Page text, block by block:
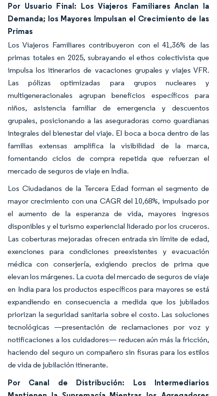
Por Usuario Final: Los Viajeros Familiares Anclan la
Demanda; los Mayores Impulsan el Crecimiento de las
Primas
Los Viajeros Familiares contribuyeron con el 41,36% de las
primas totales en 2025, subrayando el ethos colectivista que
impulsa los itinerarios de vacaciones grupales y viajes VFR.
Las pólizas optimizadas para grupos nucleares y
multigeneracionales agrupan beneficios específicos para
niños, asistencia familiar de emergencia y descuentos
grupales, posicionando a las aseguradoras como guardianas
integrales del bienestar del viaje. El boca a boca dentro de las
familias extensas amplifica la visibilidad de la marca,
fomentando ciclos de compra repetida que refuerzan el
mercado de seguros de viaje en India.
Los Ciudadanos de la Tercera Edad forman el segmento de
mayor crecimiento con una CAGR del 10,68%, impulsado por
el aumento de la esperanza de vida, mayores ingresos
disponibles y el turismo experiencial liderado por los cruceros.
Las coberturas mejoradas ofrecen entrada sin límite de edad,
exenciones para condiciones preexistentes y evacuación
médica con conserjería, exigiendo precios de prima que
elevan los márgenes. La cuota del mercado de seguros de viaje
en India para los productos específicos para mayores se está
expandiendo en consecuencia a medida que los jubilados
priorizan la seguridad sanitaria sobre el costo. Las soluciones
tecnológicas —presentación de reclamaciones por voz y
notificaciones a los cuidadores— reducen aún más la fricción,
haciendo del seguro un compañero sin fisuras para los estilos
de vida de jubilación itinerante.
Por Canal de Distribución: Los Intermediarios